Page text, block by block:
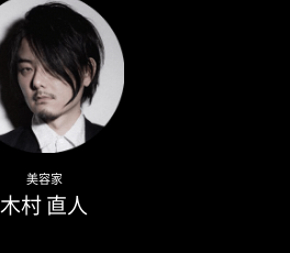
美容家
木村 直人